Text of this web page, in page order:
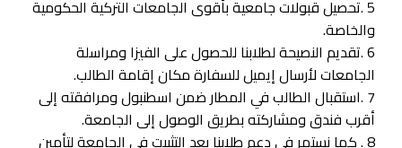
5 .تحصيل قبولات جامعية بأقوى الجامعات التركية الحكومية
والخاصة.
6 .تقديم النصيحة لطلابنا للحصول على الفيزا ومراسلة
الجامعات لأرسال إيميل للسفارة مكان إقامة الطالب.
7 .استقبال الطالب في المطار ضمن اسطنبول ومرافقته إلى
أقرب فندق ومشاركته بطريق الوصول إلى الجامعة.
8 . كما نستمر في دعم طلابنا بعد التثبيت في الجامعة لتأمين